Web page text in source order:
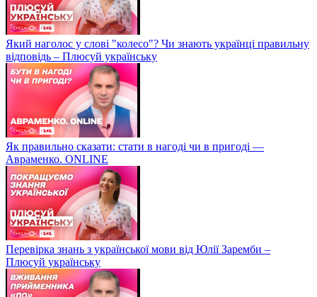
Який наголос у слові "колесо"? Чи знають українці правильну
відповідь – Плюсуй українську
Як правильно сказати: стати в нагоді чи в пригоді —
Авраменко. ONLINE
Перевірка знань з української мови від Юлії Заремби –
Плюсуй українську